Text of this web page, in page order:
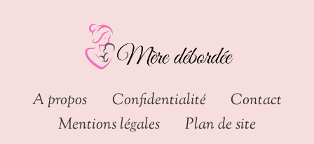
A propos Confidentialité
Contact
Mentions légales
Plan de site